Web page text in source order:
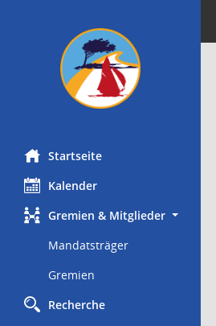
Startseite
Kalender
Gremien & Mitglieder
Mandatsträger
Gremien
Recherche